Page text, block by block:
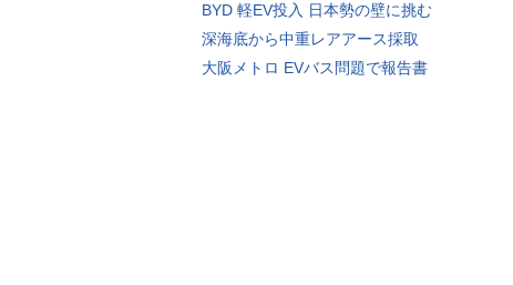
BYD 軽EV投入 日本勢の壁に挑む
深海底から中重レアアース採取
大阪メトロ EVバス問題で報告書